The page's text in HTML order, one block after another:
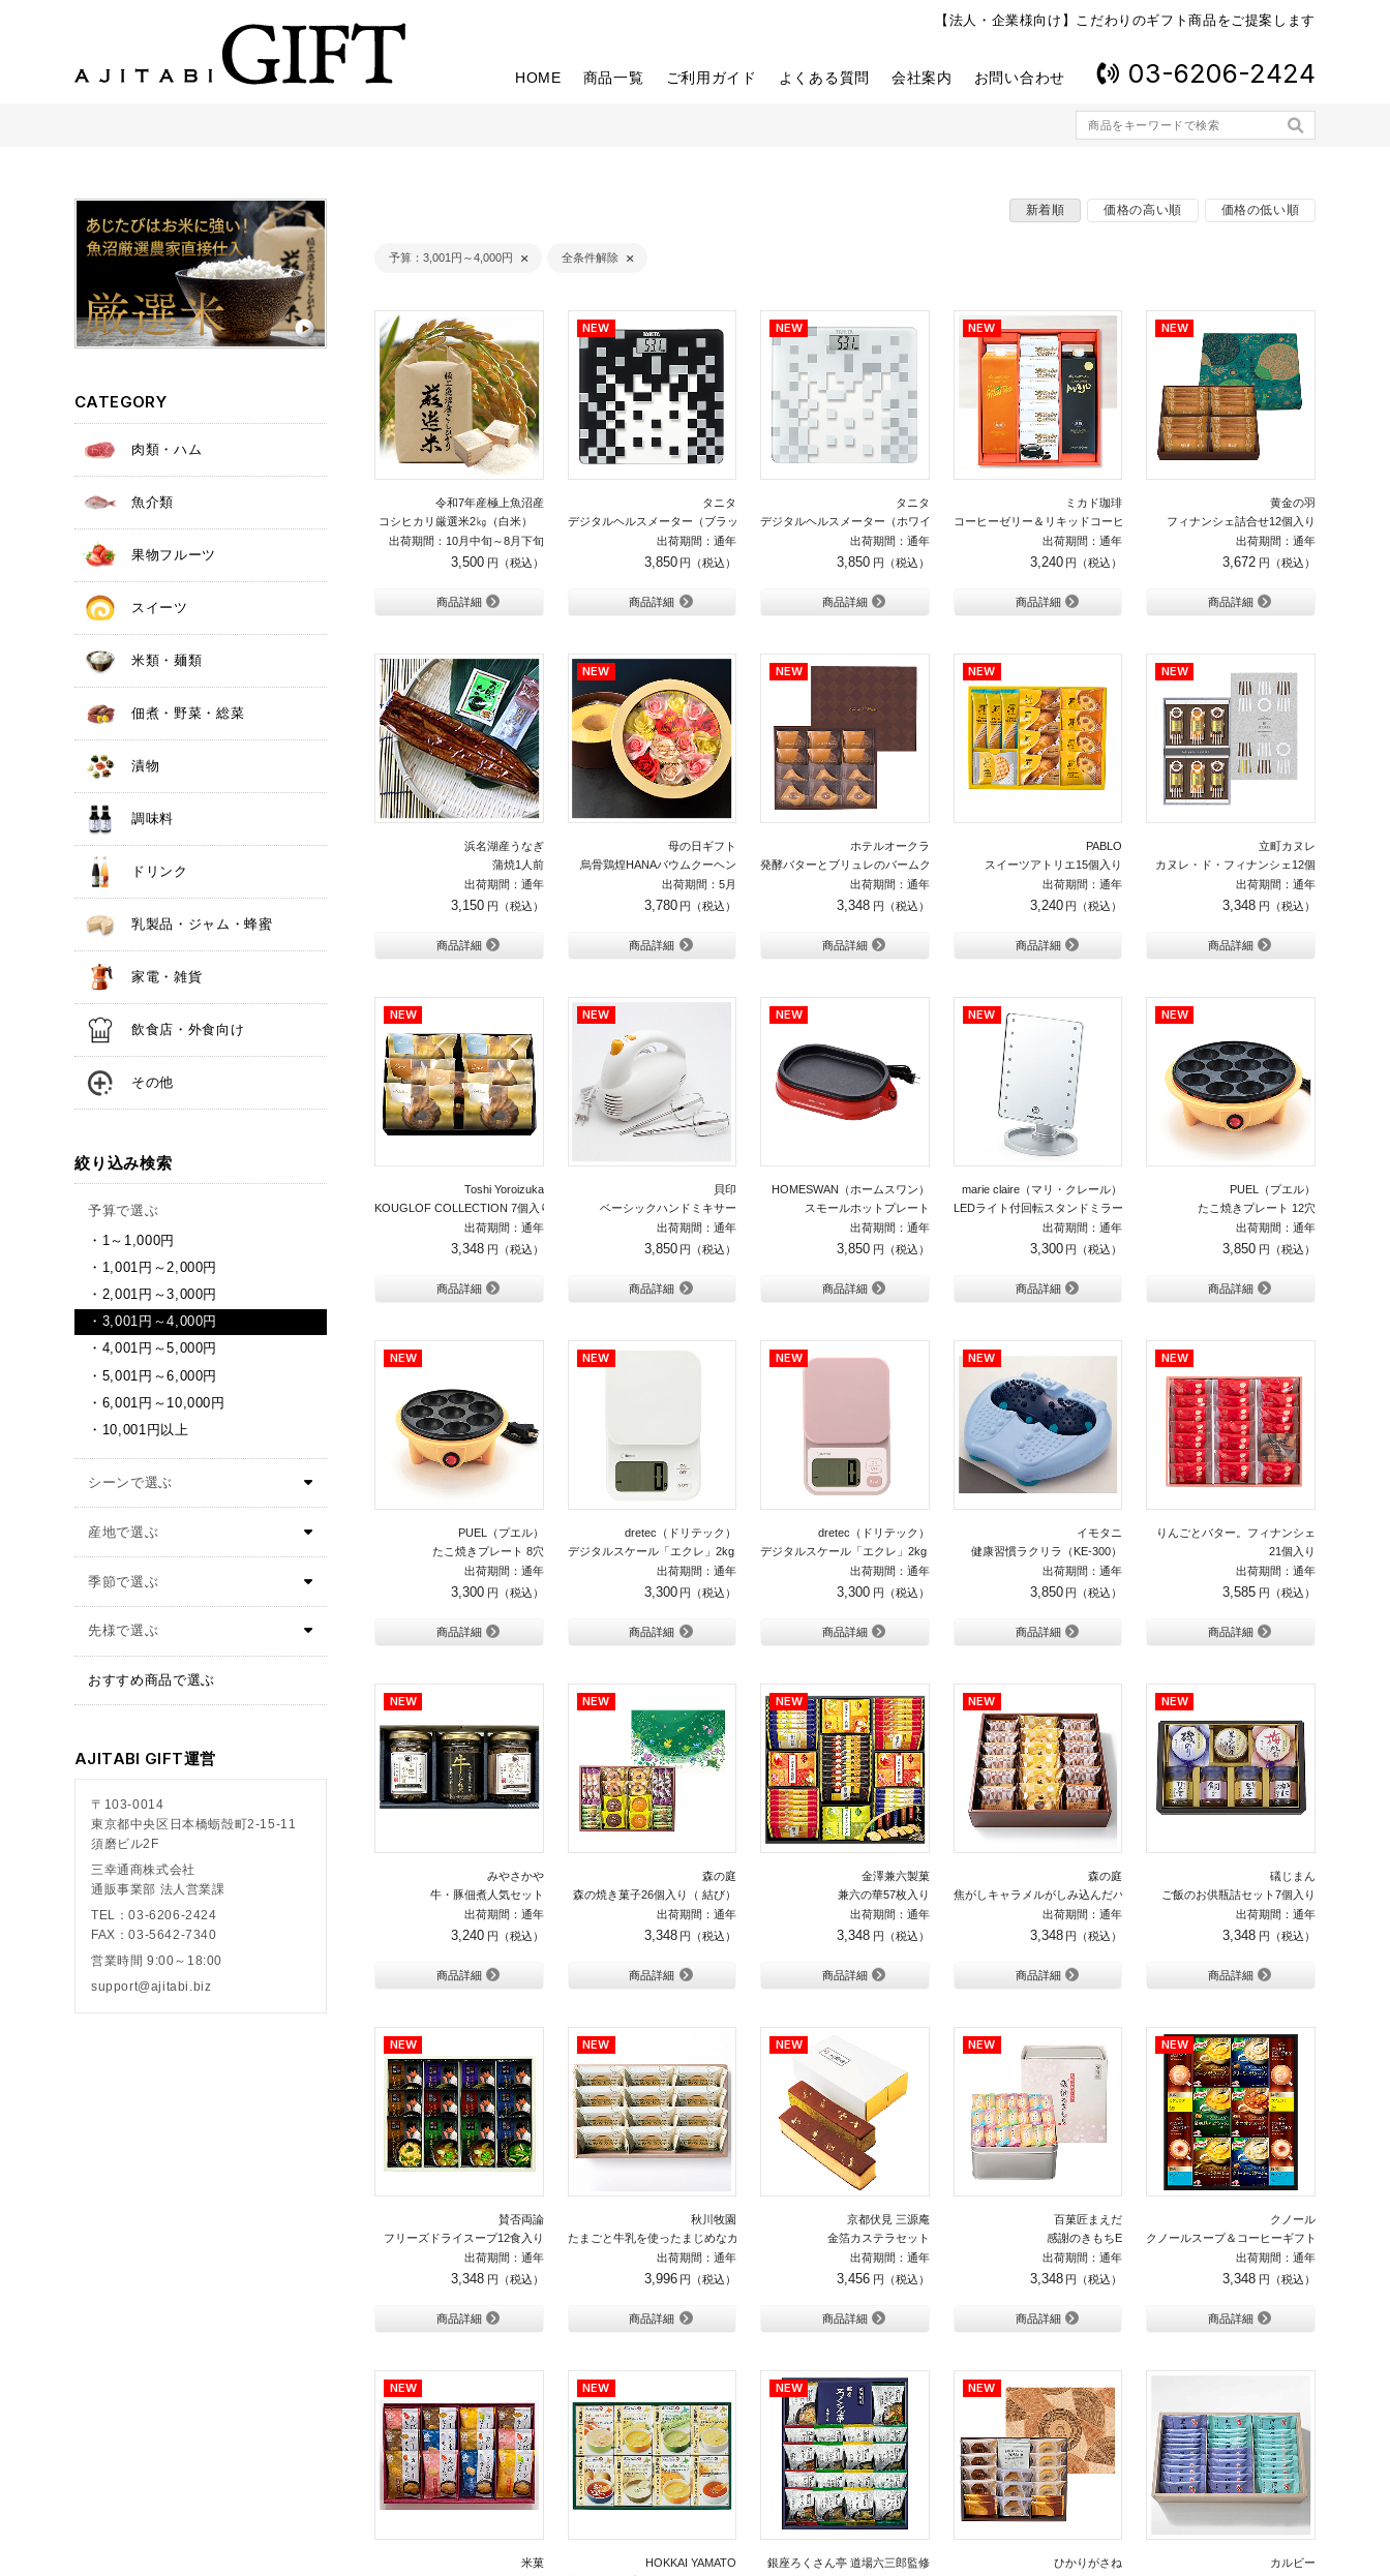
【法人・企業様向け】こだわりのギフト商品をご提案します
HOME 商品一覧 ご利用ガイド よくある質問 会社案内 お問い合わせ 03-6206-2424
CATEGORY
肉類・ハム
魚介類
果物フルーツ
スイーツ
米類・麺類
佃煮・野菜・総菜
漬物
調味料
ドリンク
乳製品・ジャム・蜂蜜
家電・雑貨
飲食店・外食向け
その他
絞り込み検索
予算で選ぶ
1～1,000円
1,001円～2,000円
2,001円～3,000円
3,001円～4,000円
4,001円～5,000円
5,001円～6,000円
6,001円～10,000円
10,001円以上
おすすめ商品で選ぶ
AJITABI GIFT運営
〒103-0014
東京都中央区日本橋蛎殻町2-15-11
須磨ビル2F
三幸通商株式会社
通販事業部 法人営業課
TEL：03-6206-2424
FAX：03-5642-7340
営業時間 9:00～18:00
support@ajitabi.biz
新着順 価格の高い順 価格の低い順
予算 3,001円～4,000円 全条件解除
令和7年産極上魚沼産
コシヒカリ厳選米2㎏（白米）
出荷期間：10月中旬～8月下旬
3,500
商品詳細
タニタ
デジタルヘルスメーター（ブラック）
出荷期間：通年
3,850
商品詳細
タニタ
デジタルヘルスメーター（ホワイト）
出荷期間：通年
3,850
商品詳細
ミカド珈琲
コーヒーゼリー＆リキッドコーヒー＆ リキッドティーセット
出荷期間：通年
3,240
商品詳細
黄金の羽
フィナンシェ詰合せ12個入り
出荷期間：通年
3,672
商品詳細
浜名湖産うなぎ
蒲焼1人前
出荷期間：通年
3,150
商品詳細
母の日ギフト
烏骨鶏煌HANAバウムクーヘン
出荷期間：5月
3,780
商品詳細
ホテルオークラ
発酵バターとブリュレのバームクーヘン12個入り
出荷期間：通年
3,348
商品詳細
PABLO
スイーツアトリエ15個入り
出荷期間：通年
3,240
商品詳細
立町カヌレ
カヌレ・ド・フィナンシェ12個
出荷期間：通年
3,348
商品詳細
Toshi Yoroizuka
KOUGLOF COLLECTION 7個入り
出荷期間：通年
3,348
商品詳細
貝印
ベーシックハンドミキサー
出荷期間：通年
3,850
商品詳細
HOMESWAN（ホームスワン）
スモールホットプレート
出荷期間：通年
3,850
商品詳細
marie claire（マリ・クレール）
LEDライト付回転スタンドミラー
出荷期間：通年
3,300
商品詳細
PUEL（プエル）
たこ焼きプレート 12穴
出荷期間：通年
3,850
商品詳細
PUEL（プエル）
たこ焼きプレート 8穴
出荷期間：通年
3,300
商品詳細
dretec（ドリテック）
デジタルスケール「エクレ」2kg（ホワイト）
出荷期間：通年
3,300
商品詳細
dretec（ドリテック）
デジタルスケール「エクレ」2kg（ピンク）
出荷期間：通年
3,300
商品詳細
イモタニ
健康習慣ラクリラ（KE-300）
出荷期間：通年
3,850
商品詳細
りんごとバター。フィナンシェ
21個入り
出荷期間：通年
3,585
商品詳細
みやさかや
牛・豚佃煮人気セット
出荷期間：通年
3,240
商品詳細
森の庭
森の焼き菓子26個入り（ 結び）
出荷期間：通年
3,348
商品詳細
金澤兼六製菓
兼六の華57枚入り
出荷期間：通年
3,348
商品詳細
森の庭
焦がしキャラメルがしみ込んだバーム 詰合せ18個入り
出荷期間：通年
3,348
商品詳細
礒じまん
ご飯のお供瓶詰セット7個入り
出荷期間：通年
3,348
商品詳細
賛否両論
フリーズドライスープ12食入り
出荷期間：通年
3,348
商品詳細
秋川牧園
たまごと牛乳を使ったまじめなカステラ12個入り
出荷期間：通年
3,996
商品詳細
京都伏見 三源庵
金箔カステラセット
出荷期間：通年
3,456
商品詳細
百菓匠まえだ
感謝のきもちE
出荷期間：通年
3,348
商品詳細
クノール
クノールスープ＆コーヒーギフトB
出荷期間：通年
3,348
商品詳細
米菓
HOKKAI YAMATO
銀座ろくさん亭 道場六三郎監修
ひかりがさね
カルビー